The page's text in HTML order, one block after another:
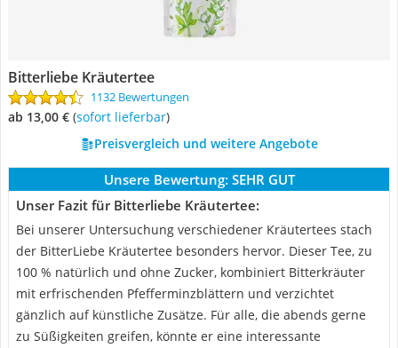
Bitterliebe Kräutertee
1132 Bewertungen
ab 13,00 € ( Sofort lieferbar)
Preisvergleich und weitere Angebote
Unsere Bewertung: SEHR GUT
Unser Fazit für Bitterliebe Kräutertee:
Bei unserer Untersuchung verschiedener Kräutertees stach
der BitterLiebe Kräutertee besonders hervor. Dieser Tee, zu
100 % natürlich und ohne Zucker, kombiniert Bitterkräuter
mit erfrischenden Pfefferminzblättern und verzichtet
gänzlich auf künstliche Zusätze. Für alle, die abends gerne
zu Süßigkeiten greifen, könnte er eine interessante